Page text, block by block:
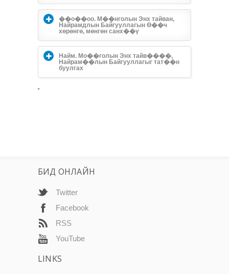
��о��оо. М��нголын Энх тайван,
Найрамдлын Байгууллагын Ө��ч
хөрөнгө, мөнгөн санх��ү
Найм. Мо��голын Энх тайв����,
Найрам��лын Байгууллагыг тат��н
буулгах
БИД ОНЛАЙН
Twitter
Facebook
RSS
YouTube
LINKS